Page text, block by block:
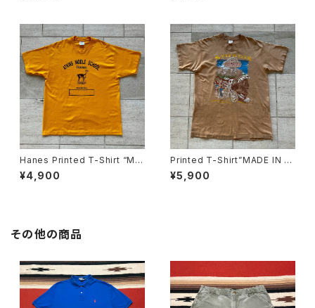
Hanes Printed T-Shirt “MA
DE IN USA”
¥4,900
Printed T-Shirt”MADE IN U
SA”
¥5,900
その他の商品